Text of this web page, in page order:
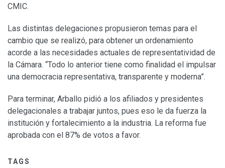
CMIC.
Las distintas delegaciones propusieron temas para el
cambio que se realizó, para obtener un ordenamiento
acorde a las necesidades actuales de representatividad de
la Cámara. “Todo lo anterior tiene como finalidad el impulsar
una democracia representativa, transparente y moderna”.
Para terminar, Arballo pidió a los afiliados y presidentes
delegacionales a trabajar juntos, pues eso le da fuerza la
institución y fortalecimiento a la industria. La reforma fue
aprobada con el 87% de votos a favor.
TAGS